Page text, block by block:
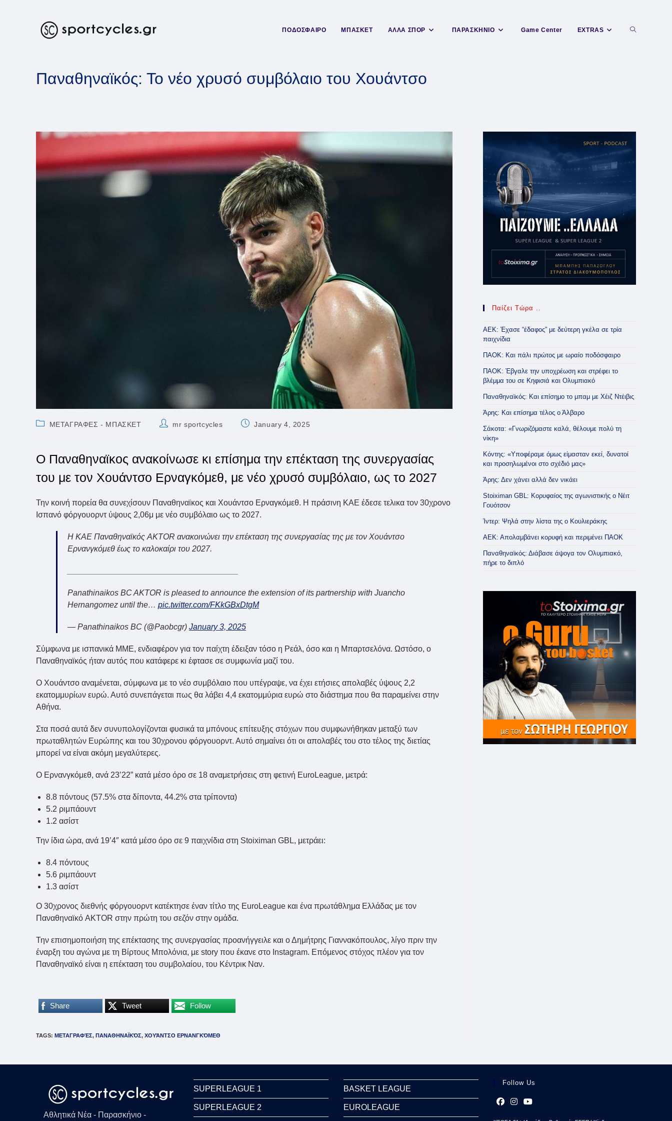
ΠΟΔΟΣΦΑΙΡΟ ΜΠΑΣΚΕΤ ΑΛΛΑ ΣΠΟΡ ΠΑΡΑΣΚΗΝΙΟ Game Center EXTRAS Toggle
Παναθηναϊκός: Το νέο χρυσό συμβόλαιο του Χουάντσο
PostΜΕΤΑΓΡΑΦΕΣ - ΜΠΑΣΚΕΤ
Postmr sportcycles
PostJanuary 4, 2025
Ο Παναθηναϊκος ανακοίνωσε κι επίσημα την επέκταση της συνεργασίας
του με τον Χουάντσο Ερναγκόμεθ, με νέο χρυσό συμβόλαιο, ως το 2027
Την κοινή πορεία θα συνεχίσουν Παναθηναϊκος και Χουάντσο Ερναγκόμεθ. Η πράσινη ΚΑΕ έδεσε τελικα τον 30χρονο
Ισπανό φόργουορντ ύψους 2,06μ με νέο συμβόλαιο ως το 2027.
Η ΚΑΕ Παναθηναϊκός AKTOR ανακοινώνει την επέκταση της συνεργασίας της με τον Χουάντσο
Ερνανγκόμεθ έως το καλοκαίρι του 2027.
Panathinaikos BC AKTOR is pleased to announce the extension of its partnership with Juancho
Hernangomez until the… pic.twitter.com/FKkGBxDtgM
— Panathinaikos BC (@Paobcgr) January 3, 2025
Σύμφωνα με ισπανικά ΜΜΕ, ενδιαφέρον για τον παίχτη έδειξαν τόσο η Ρεάλ, όσο και η Μπαρτσελόνα. Ωστόσο, ο
Παναθηναϊκός ήταν αυτός που κατάφερε κι έφτασε σε συμφωνία μαζί του.
Ο Χουάντσο αναμένεται, σύμφωνα με το νέο συμβόλαιο που υπέγραψε, να έχει ετήσιες απολαβές ύψους 2,2
εκατομμυρίων ευρώ. Αυτό συνεπάγεται πως θα λάβει 4,4 εκατομμύρια ευρώ στο διάστημα που θα παραμείνει στην
Αθήνα.
Στα ποσά αυτά δεν συνυπολογίζονται φυσικά τα μπόνους επίτευξης στόχων που συμφωνήθηκαν μεταξύ των
πρωταθλητών Ευρώπης και του 30χρονου φόργουορντ. Αυτό σημαίνει ότι οι απολαβές του στο τέλος της διετίας
μπορεί να είναι ακόμη μεγαλύτερες.
Ο Ερνανγκόμεθ, ανά 23’22” κατά μέσο όρο σε 18 αναμετρήσεις στη φετινή EuroLeague, μετρά:
8.8 πόντους (57.5% στα δίποντα, 44.2% στα τρίποντα)
5.2 ριμπάουντ
1.2 ασίστ
Την ίδια ώρα, ανά 19’4″ κατά μέσο όρο σε 9 παιχνίδια στη Stoiximan GBL, μετράει:
8.4 πόντους
5.6 ριμπάουντ
1.3 ασίστ
Ο 30χρονος διεθνής φόργουορντ κατέκτησε έναν τίτλο της EuroLeague και ένα πρωτάθλημα Ελλάδας με τον
Παναθηναϊκό AKTOR στην πρώτη του σεζόν στην ομάδα.
Την επισημοποιήση της επέκτασης της συνεργασίας προανήγγειλε και ο Δημήτρης Γιαννακόπουλος, λίγο πριν την
έναρξη του αγώνα με τη Βίρτους Μπολόνια, με story που έκανε στο Instagram. Επόμενος στόχος πλέον για τον
Παναθηναϊκό είναι η επέκταση του συμβολαίου, του Κέντρικ Ναν.
Share Tweet Follow
TAGS: ΜΕΤΑΓΡΑΦΈΣ, ΠΑΝΑΘΗΝΑΪΚΌΣ, ΧΟΥΆΝΤΣΟ ΕΡΝΑΝΓΚΌΜΕΘ
Παίζει Τώρα ..
ΑΕΚ: Έχασε “έδαφος” με δεύτερη γκέλα σε τρία
παιχνίδια
ΠΑΟΚ: Και πάλι πρώτος με ωραίο ποδόσφαιρο
ΠΑΟΚ: Έβγαλε την υποχρέωση και στρέφει το
βλέμμα του σε Κηφισιά και Ολυμπιακό
Παναθηναϊκός: Και επίσημο το μπαμ με Χέιζ Ντέιβις
Άρης: Και επίσημα τέλος ο Άλβαρο
Σάκοτα: «Γνωριζόμαστε καλά, θέλουμε πολύ τη
νίκη»
Κόντης: «Υποφέραμε όμως είμασταν εκεί, δυνατοί
και προσηλωμένοι στο σχέδιό μας»
Άρης: Δεν χάνει αλλά δεν νικάει
Stoiximan GBL: Κορυφαίος της αγωνιστικής ο Νέιτ
Γουότσον
Ίντερ: Ψηλά στην λίστα της ο Κουλιεράκης
ΑΕΚ: Απολαμβάνει κορυφή και περιμένει ΠΑΟΚ
Παναθηναϊκός: Διάβασε άψογα τον Ολυμπιακό,
πήρε το διπλό
Αθλητικά Νέα - Παρασκήνιο -
SUPERLEAGUE 1
SUPERLEAGUE 2
BASKET LEAGUE
EUROLEAGUE
Follow Us